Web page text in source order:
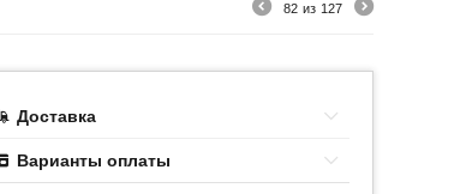
82 из 127
Доставка
Варианты оплаты